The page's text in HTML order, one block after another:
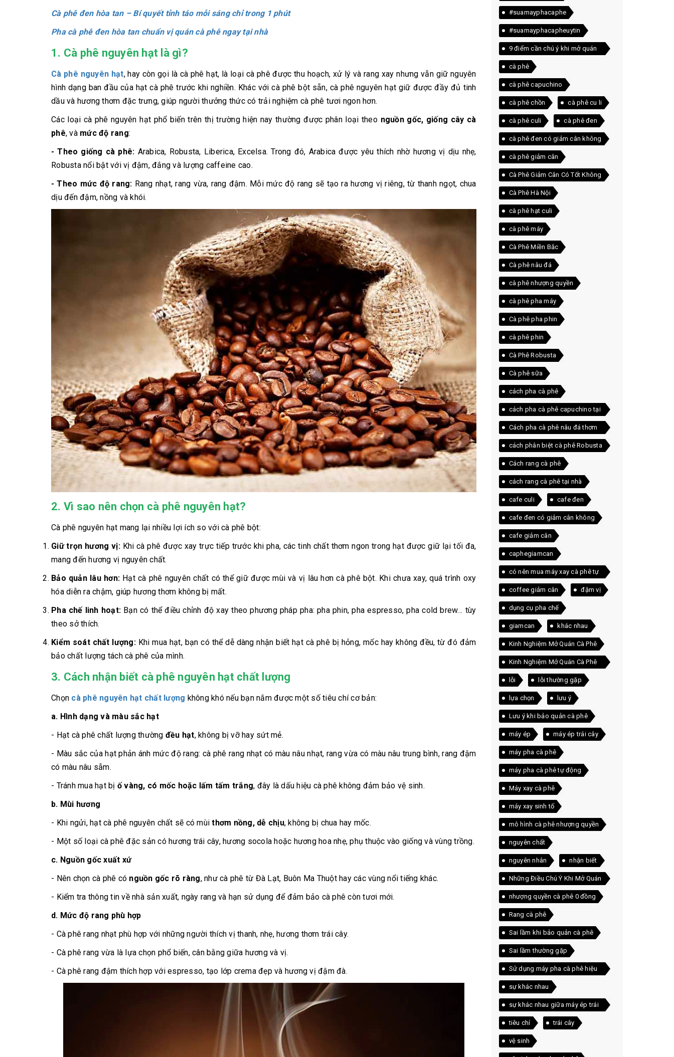
Cà phê đen hòa tan – Bí quyết tỉnh táo mỗi sáng chỉ trong 1 phút
Pha cà phê đen hòa tan chuẩn vị quán cà phê ngay tại nhà
1. Cà phê nguyên hạt là gì?
Cà phê nguyên hạt, hay còn gọi là cà phê hạt, là loại cà phê được thu hoạch, xử lý và rang xay nhưng vẫn giữ nguyên
hình dạng ban đầu của hạt cà phê trước khi nghiền. Khác với cà phê bột sẵn, cà phê nguyên hạt giữ được đầy đủ tinh
dầu và hương thơm đặc trưng, giúp người thưởng thức có trải nghiệm cà phê tươi ngon hơn.
Các loại cà phê nguyên hạt phổ biến trên thị trường hiện nay thường được phân loại theo nguồn gốc, giống cây cà
phê, và mức độ rang:
- Theo giống cà phê: Arabica, Robusta, Liberica, Excelsa. Trong đó, Arabica được yêu thích nhờ hương vị dịu nhẹ,
Robusta nổi bật với vị đậm, đắng và lượng caffeine cao.
- Theo mức độ rang: Rang nhạt, rang vừa, rang đậm. Mỗi mức độ rang sẽ tạo ra hương vị riêng, từ thanh ngọt, chua
dịu đến đậm, nồng và khói.
2. Vì sao nên chọn cà phê nguyên hạt?
Cà phê nguyên hạt mang lại nhiều lợi ích so với cà phê bột:
Giữ trọn hương vị:Khi cà phê được xay trực tiếp trước khi pha, các tinh chất thơm ngon trong hạt được giữ lại tối đa,
mang đến hương vị nguyên chất.
Bảo quản lâu hơn: Hạt cà phê nguyên chất có thể giữ được mùi và vị lâu hơn cà phê bột. Khi chưa xay, quá trình oxy
hóa diễn ra chậm, giúp hương thơm không bị mất.
Pha chế linh hoạt: Bạn có thể điều chỉnh độ xay theo phương pháp pha: pha phin, pha espresso, pha cold brew… tùy
theo sở thích.
Kiểm soát chất lượng: Khi mua hạt, bạn có thể dễ dàng nhận biết hạt cà phê bị hỏng, mốc hay không đều, từ đó đảm
bảo chất lượng tách cà phê của mình.
3. Cách nhận biết cà phê nguyên hạt chất lượng
Chọn cà phê nguyên hạt chất lượng không khó nếu bạn nắm được một số tiêu chí cơ bản:
a. Hình dạng và màu sắc hạt
- Hạt cà phê chất lượng thường đều hạt, không bị vỡ hay sứt mẻ.
- Màu sắc của hạt phản ánh mức độ rang: cà phê rang nhạt có màu nâu nhạt, rang vừa có màu nâu trung bình, rang đậm
có màu nâu sẫm.
- Tránh mua hạt bị ố vàng, có mốc hoặc lấm tấm trắng, đây là dấu hiệu cà phê không đảm bảo vệ sinh.
b. Mùi hương
- Khi ngửi, hạt cà phê nguyên chất sẽ có mùithơm nồng, dễ chịu, không bị chua hay mốc.
- Một số loại cà phê đặc sản có hương trái cây, hương socola hoặc hương hoa nhẹ, phụ thuộc vào giống và vùng trồng.
c. Nguồn gốc xuất xứ
- Nên chọn cà phê có nguồn gốc rõ ràng, như cà phê từ Đà Lạt, Buôn Ma Thuột hay các vùng nổi tiếng khác.
- Kiểm tra thông tin về nhà sản xuất, ngày rang và hạn sử dụng để đảm bảo cà phê còn tươi mới.
d. Mức độ rang phù hợp
- Cà phê rang nhạt phù hợp với những người thích vị thanh, nhẹ, hương thơm trái cây.
- Cà phê rang vừa là lựa chọn phổ biến, cân bằng giữa hương và vị.
- Cà phê rang đậm thích hợp với espresso, tạo lớp crema đẹp và hương vị đậm đà.
#suamayphacaphe
#suamayphacapheuytin
9 điểm cần chú ý khi mở quán
cà phê
cà phê
cà phê capuchino
cà phê chồn cà phê cu li
cà phê culi cà phê đen
cà phê đen có giảm cân không
cà phê giảm cân
Cà Phê Giảm Cân Có Tốt Không
Cà Phê Hà Nội
cà phê hạt culi
cà phê máy
Cà Phê Miền Bắc
Cà phê nâu đá
cà phê nhượng quyền
cà phê pha máy
Cà phê pha phin
cà phê phin
Cà Phê Robusta
Cà phê sữa
cách pha cà phê
cách pha cà phê capuchino tại
nhà
Cách pha cà phê nâu đá thơm
ngon ngay tại nhà
cách phân biệt cà phê Robusta
và Arabica
Cách rang cà phê
cách rang cà phê tại nhà
cafe culi cafe đen
cafe đen có giảm cân không
cafe giảm cân
caphegiamcan
có nên mua máy xay cà phê tự
động
coffee giảm cân đậm vị
dụng cụ pha chế
giamcan khác nhau
Kinh Nghiệm Mở Quán Cà Phê
Kinh Nghiệm Mở Quán Cà Phê
Thực Tế
lỗi lỗi thường gặp
lựa chọn lưu ý
Lưu ý khi bảo quản cà phê
máy ép máy ép trái cây
máy pha cà phê
máy pha cà phê tự động
Máy xay cà phê
máy xay sinh tố
mô hình cà phê nhượng quyền
nguyên chất
nguyên nhân nhận biết
Những Điều Chú Ý Khi Mở Quán
Cà Phê
nhượng quyền cà phê 0 đồng
Rang cà phê
Sai lầm khi bảo quản cà phê
Sai lầm thường gặp
Sử dụng máy pha cà phê hiệu
quả
sự khác nhau
sự khác nhau giữa máy ép trái
cây và máy xay sinh tố
tiêu chí trái cây
vệ sinh